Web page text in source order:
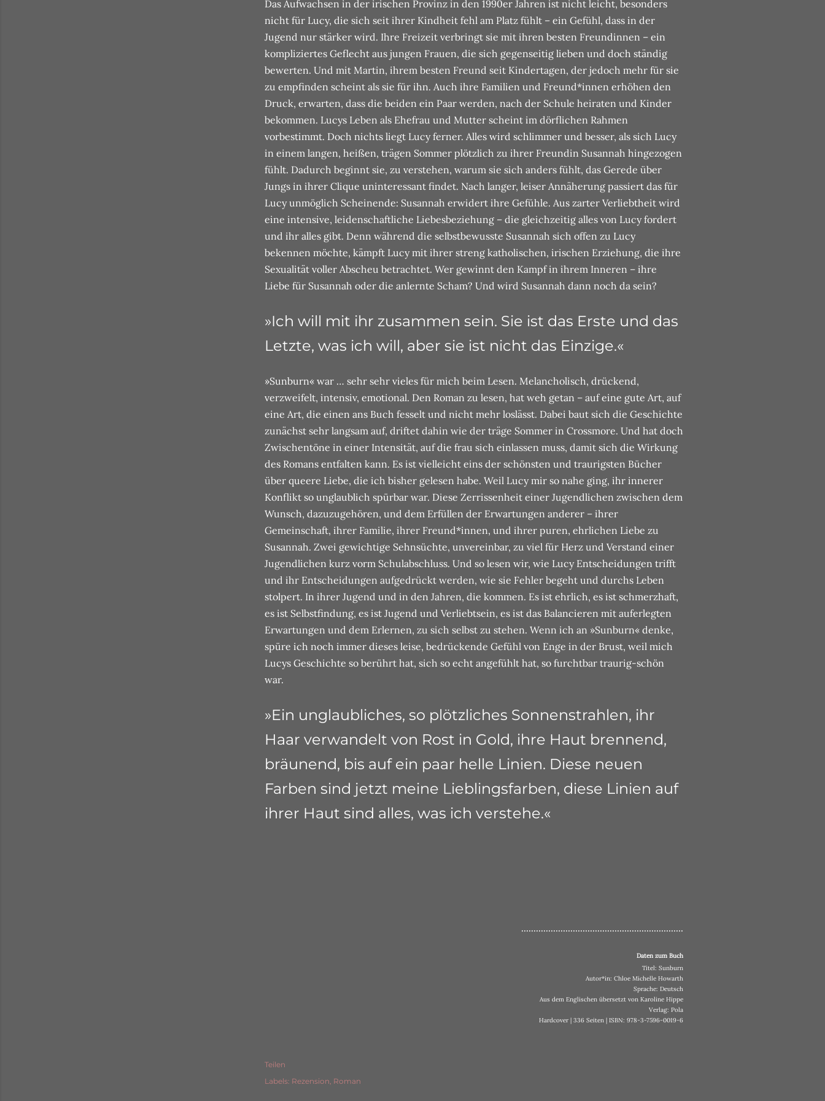
Das Aufwachsen in der irischen Provinz in den 1990er Jahren ist nicht leicht, besonders
nicht für Lucy, die sich seit ihrer Kindheit fehl am Platz fühlt – ein Gefühl, dass in der
Jugend nur stärker wird. Ihre Freizeit verbringt sie mit ihren besten Freundinnen – ein
kompliziertes Geflecht aus jungen Frauen, die sich gegenseitig lieben und doch ständig
bewerten. Und mit Martin, ihrem besten Freund seit Kindertagen, der jedoch mehr für sie
zu empfinden scheint als sie für ihn. Auch ihre Familien und Freund*innen erhöhen den
Druck, erwarten, dass die beiden ein Paar werden, nach der Schule heiraten und Kinder
bekommen. Lucys Leben als Ehefrau und Mutter scheint im dörflichen Rahmen
vorbestimmt. Doch nichts liegt Lucy ferner. Alles wird schlimmer und besser, als sich Lucy
in einem langen, heißen, trägen Sommer plötzlich zu ihrer Freundin Susannah hingezogen
fühlt. Dadurch beginnt sie, zu verstehen, warum sie sich anders fühlt, das Gerede über
Jungs in ihrer Clique uninteressant findet. Nach langer, leiser Annäherung passiert das für
Lucy unmöglich Scheinende: Susannah erwidert ihre Gefühle. Aus zarter Verliebtheit wird
eine intensive, leidenschaftliche Liebesbeziehung – die gleichzeitig alles von Lucy fordert
und ihr alles gibt. Denn während die selbstbewusste Susannah sich offen zu Lucy
bekennen möchte, kämpft Lucy mit ihrer streng katholischen, irischen Erziehung, die ihre
Sexualität voller Abscheu betrachtet. Wer gewinnt den Kampf in ihrem Inneren – ihre
Liebe für Susannah oder die anlernte Scham? Und wird Susannah dann noch da sein?
»Ich will mit ihr zusammen sein. Sie ist das Erste und das
Letzte, was ich will, aber sie ist nicht das Einzige.«
»Sunburn« war … sehr sehr vieles für mich beim Lesen. Melancholisch, drückend,
verzweifelt, intensiv, emotional. Den Roman zu lesen, hat weh getan – auf eine gute Art, auf
eine Art, die einen ans Buch fesselt und nicht mehr loslässt. Dabei baut sich die Geschichte
zunächst sehr langsam auf, driftet dahin wie der träge Sommer in Crossmore. Und hat doch
Zwischentöne in einer Intensität, auf die frau sich einlassen muss, damit sich die Wirkung
des Romans entfalten kann. Es ist vielleicht eins der schönsten und traurigsten Bücher
über queere Liebe, die ich bisher gelesen habe. Weil Lucy mir so nahe ging, ihr innerer
Konflikt so unglaublich spürbar war. Diese Zerrissenheit einer Jugendlichen zwischen dem
Wunsch, dazuzugehören, und dem Erfüllen der Erwartungen anderer – ihrer
Gemeinschaft, ihrer Familie, ihrer Freund*innen, und ihrer puren, ehrlichen Liebe zu
Susannah. Zwei gewichtige Sehnsüchte, unvereinbar, zu viel für Herz und Verstand einer
Jugendlichen kurz vorm Schulabschluss. Und so lesen wir, wie Lucy Entscheidungen trifft
und ihr Entscheidungen aufgedrückt werden, wie sie Fehler begeht und durchs Leben
stolpert. In ihrer Jugend und in den Jahren, die kommen. Es ist ehrlich, es ist schmerzhaft,
es ist Selbstfindung, es ist Jugend und Verliebtsein, es ist das Balancieren mit auferlegten
Erwartungen und dem Erlernen, zu sich selbst zu stehen. Wenn ich an »Sunburn« denke,
spüre ich noch immer dieses leise, bedrückende Gefühl von Enge in der Brust, weil mich
Lucys Geschichte so berührt hat, sich so echt angefühlt hat, so furchtbar traurig-schön
war.
»Ein unglaubliches, so plötzliches Sonnenstrahlen, ihr
Haar verwandelt von Rost in Gold, ihre Haut brennend,
bräunend, bis auf ein paar helle Linien. Diese neuen
Farben sind jetzt meine Lieblingsfarben, diese Linien auf
ihrer Haut sind alles, was ich verstehe.«
..................................................................
Daten zum Buch
Titel: Sunburn
Autor*in: Chloe Michelle Howarth
Sprache: Deutsch
Aus dem Englischen übersetzt von Karoline Hippe
Verlag: Pola
Hardcover | 336 Seiten | ISBN: 978-3-7596-0019-6
Teilen
Labels: Rezension Roman